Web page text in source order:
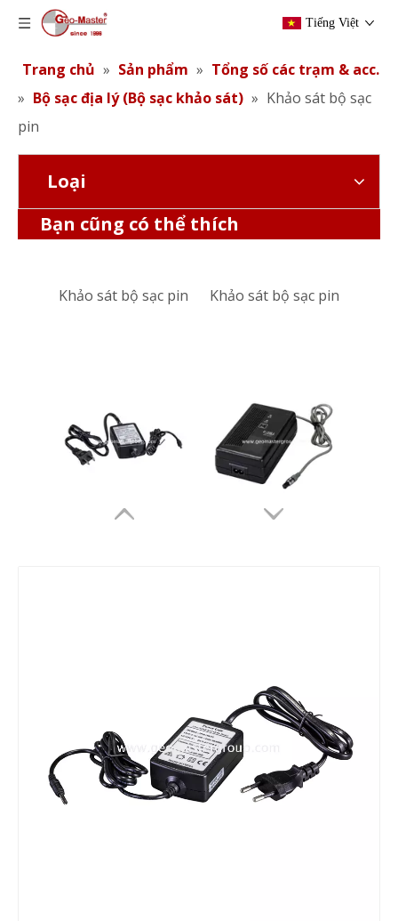
Tiếng Việt
Trang chủ » Sản phẩm » Tổng số các trạm & acc.
» Bộ sạc địa lý (Bộ sạc khảo sát) » Khảo sát bộ sạc
pin
Loại
Bạn cũng có thể thích
Khảo sát bộ sạc pin Khảo sát bộ sạc pin
Bộ sạc kép Khảo sát bộ sạc pin